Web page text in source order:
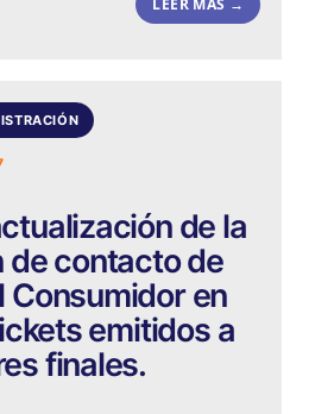
LEER MÁS →
de la
de contacto de
Consumidor en
emitidos a
finales.